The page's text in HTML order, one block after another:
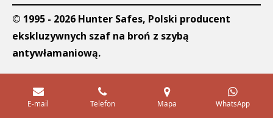
© 1995 - 2026 Hunter Safes, Polski producent
ekskluzywnych szaf na broń z szybą
antywłamaniową.
E-mail Telefon Mapa WhatsApp